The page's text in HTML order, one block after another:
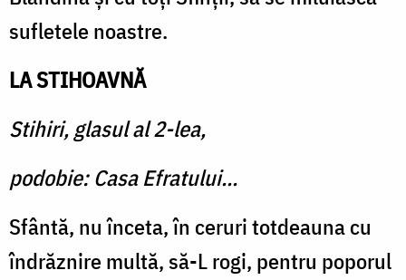
sufletele noastre.
LA STIHOAVNĂ
Stihiri, glasul al 2-lea,
podobie: Casa Efratului...
Sfântă, nu înceta, în ceruri totdeauna cu
îndrăznire multă, să-L rogi, pentru poporul